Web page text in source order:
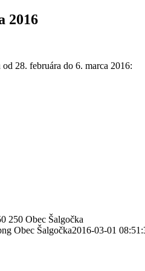
2016
28. februára do 6. marca 2016:
250 Obec Šalgočka
Obec Šalgočka2016-03-01